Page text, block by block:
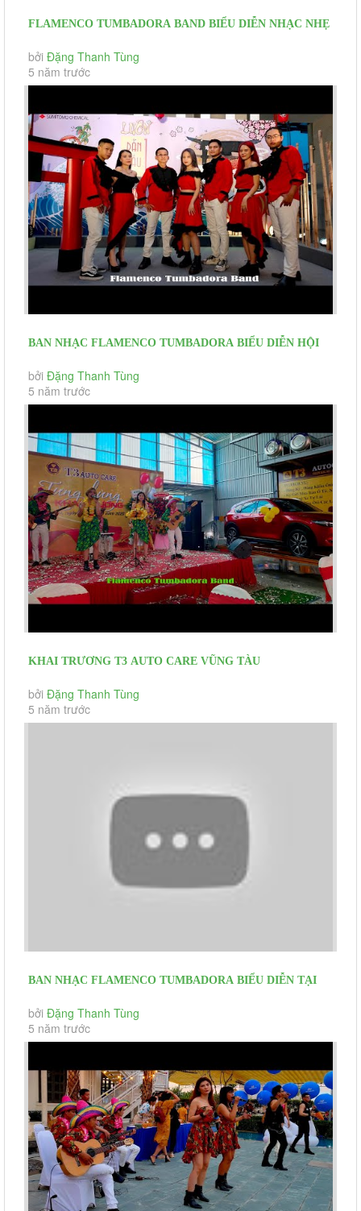
FLAMENCO TUMBADORA BAND BIỂU DIỄN NHẠC NHẸ
ĐÓN KHÁCH DỰ ÁN CENTURY CITY...
bởi Đặng Thanh Tùng
5 năm trước
BAN NHẠC FLAMENCO TUMBADORA BIỂU DIỄN HỘI
NGHỊ KHÁCH HÀNG SUMITOMO PULLMAN...
bởi Đặng Thanh Tùng
5 năm trước
KHAI TRƯƠNG T3 AUTO CARE VŨNG TÀU
bởi Đặng Thanh Tùng
5 năm trước
BAN NHẠC FLAMENCO TUMBADORA BIỂU DIỄN TẠI
LANDMARK 81 LUXURY VINPEARL HOTEL
bởi Đặng Thanh Tùng
5 năm trước